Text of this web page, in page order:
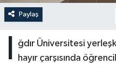
Paylaş
ğdır Üniversitesi
hayır çarşısında
Bartın Müftülüğü
Batman Müftülüğü
Ramazan
Sahabeler
DEPREM
Dünya